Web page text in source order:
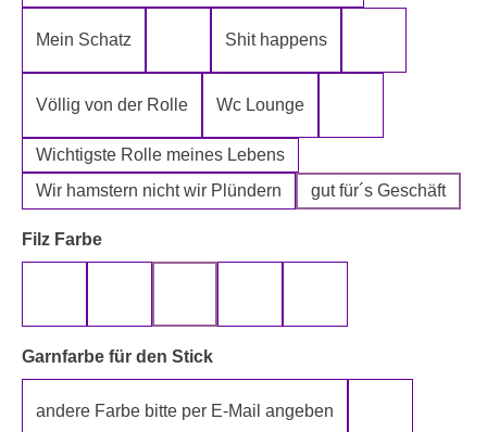
Mein Schatz
Psssst Hamster Ware
Shit happens
Völlig von der Rolle Wc Lounge
Wichtigste Rolle meines Lebens
Wir hamstern nicht wir Plündern
gut für´s Geschäft
Filz Farbeauswählen
Garnfarbe für den Stickauswählen
andere Farbe bitte per E-Mail angeben